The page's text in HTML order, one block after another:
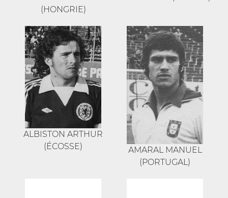
(HONGRIE)
ALBISTON ARTHUR
(ÉCOSSE)
AMARAL MANUEL
(PORTUGAL)